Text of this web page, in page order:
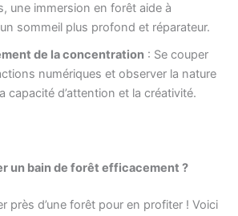
une immersion en forêt aide à
sommeil plus profond et réparateur.
de la concentration : Se couper
numériques et observer la nature
capacité d’attention et la créativité.
un bain de forêt efficacement ?
près d’une forêt pour en profiter ! Voici